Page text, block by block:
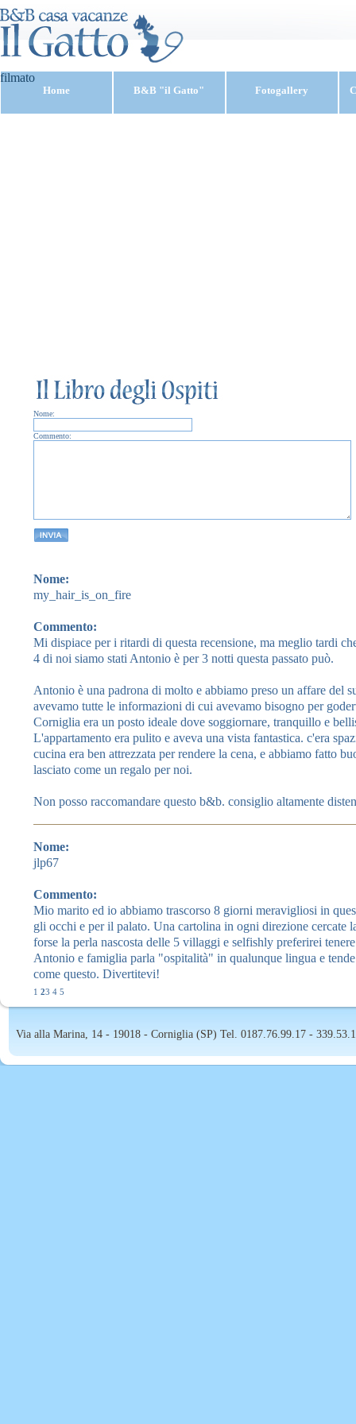
filmato
Home B&B "il Gatto" Fotogallery
Nome:
Commento:
Nome:
my_hair_is_on_fire
Commento:
Mi dispiace per i ritardi di questa recensione, ma meglio tardi
4 di noi siamo stati Antonio è per 3 notti questa passato può.
Antonio è una padrona di molto e abbiamo preso un affare del
avevamo tutte le informazioni di cui avevamo bisogno per
Corniglia era un posto ideale dove soggiornare, tranquillo e
L'appartamento era pulito e aveva una vista fantastica. c'era
cucina era ben attrezzata per rendere la cena, e abbiamo fatto
lasciato come un regalo per noi.
Non posso raccomandare questo b&b. consiglio altamente
Nome:
jlp67
Commento:
Mio marito ed io abbiamo trascorso 8 giorni meravigliosi in
gli occhi e per il palato. Una cartolina in ogni direzione cercate
forse la perla nascosta delle 5 villaggi e selfishly preferirei
Antonio e famiglia parla "ospitalità" in qualunque lingua e
come questo. Divertitevi!
1 23 4 5
Via alla Marina, 14 - 19018 - Corniglia (SP) Tel. 0187.76.99.17 -